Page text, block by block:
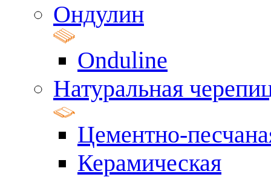
Ондулин
Onduline
Натуральная
Цементно-
Керамическая